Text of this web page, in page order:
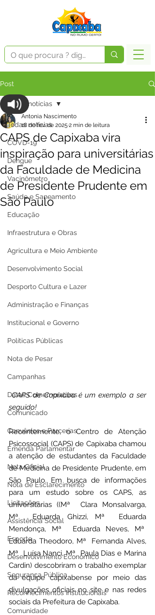
Post
Todas notícias
COVD-19
Dengue
Vacinômetro
Saúde e Saneamento
Educação
Infraestrutura e Obras
Agricultura e Meio Ambiente
Desenvolvimento Social
Desporto Cultura e Lazer
Administração e Finanças
Institucional e Governo
Políticas Públicas
Nota de Pesar
Campanhas
Datas Comemorativas
Comunicado
Convênios e Parcerias
Emenda Parlamentar
Nota Oficial
Nota de Esclarecimento
Licitações
Assistência Social
Esporte
Desenvolvimento Econômico
Segurança Pública
Reconhecimentos Institucionais
Comunidade
Todas notícias
CAPS de Capixaba vira
inspiração para universitárias
da Faculdade de Medicina
de Presidente Prudente em
São Paulo
Antonia Nascimento
18 de fev. de 2025 2 min de leitura
CAPS de Capixaba é um exemplo a ser
seguido!
Recentemente, o Centro de Atenção
Psicossocial (CAPS) de Capixaba chamou
a atenção de estudantes da Faculdade
de Medicina de Presidente Prudente, em
São Paulo. Em busca de informações
para um estudo sobre os CAPS, as
universitárias ((Mª  Clara Monsalvarga,
Mª  Eduarda Ghizzi, Mª  Eduarda
Mendonça, Mª  Eduarda Neves, Mª
Eduarda Theodoro, Mª  Fernanda Alves,
Mª  Luísa Nanci, Mª  Paula Dias e Marina
Cardin) descobriram o trabalho exemplar
da equipe capixabense por meio das
divulgações oficiais no site e nas redes
sociais da Prefeitura de Capixaba.